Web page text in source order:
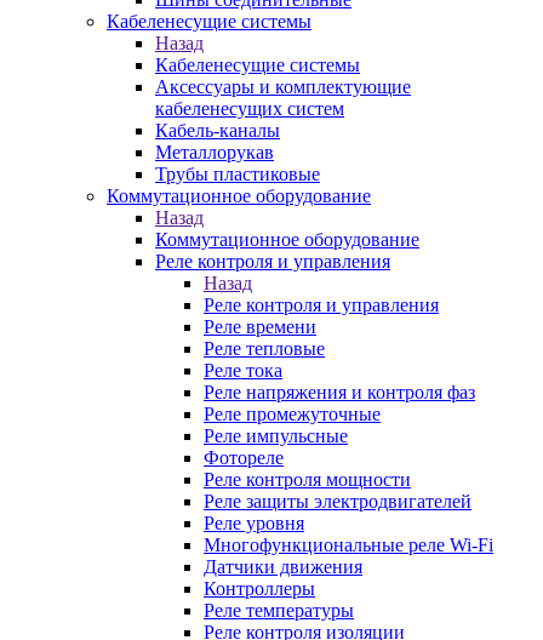
Кабеленесущие системы
Назад
Кабеленесущие системы
Аксессуары и комплектующие
кабеленесущих систем
Кабель-каналы
Металлорукав
Трубы пластиковые
Коммутационное оборудование
Назад
Коммутационное оборудование
Реле контроля и управления
Назад
Реле контроля и управления
Реле времени
Реле тепловые
Реле тока
Реле напряжения и контроля фаз
Реле промежуточные
Реле импульсные
Фотореле
Реле контроля мощности
Реле защиты электродвигателей
Реле уровня
Многофункциональные реле Wi-Fi
Датчики движения
Контроллеры
Реле температуры
Реле контроля изоляции